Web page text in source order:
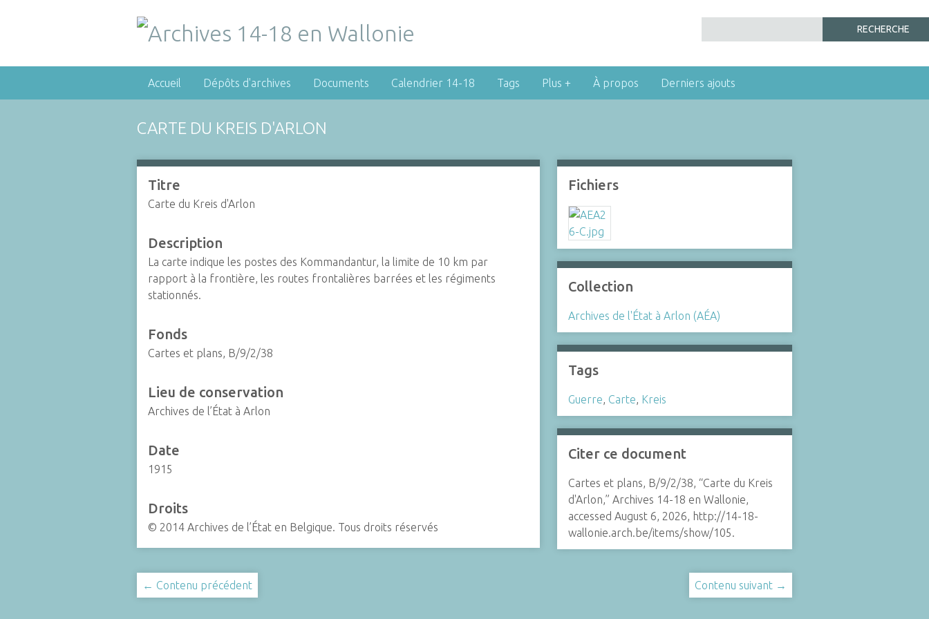
Accueil Dépôts d'archives Documents Calendrier 14-18 Tags Plus + À propos Derniers ajouts
CARTE DU KREIS D'ARLON
Titre
Carte du Kreis d'Arlon
Description
La carte indique les postes des Kommandantur, la limite de 10 km par
rapport à la frontière, les routes frontalières barrées et les régiments
stationnés.
Fonds
Cartes et plans, B/9/2/38
Lieu de conservation
Archives de l’État à Arlon
Date
1915
Droits
© 2014 Archives de l’État en Belgique. Tous droits réservés
Fichiers
Collection
Archives de l'État à Arlon (AÉA)
Tags
Guerre, Carte, Kreis
Citer ce document
Cartes et plans, B/9/2/38, “Carte du Kreis
d'Arlon,” Archives 14-18 en Wallonie,
accessed August 6, 2026, http://14-18-
wallonie.arch.be/items/show/105.
← Contenu précédent Contenu suivant →